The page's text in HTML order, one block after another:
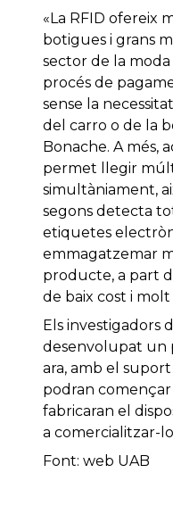
«La RFID ofereix
botigues i grans
sector de la
procés de
sense la
del carro o de la
Bonache. A més,
permet llegir
simultàniament,
segons detecta
etiquetes
emmagatzemar
producte, a part
de baix cost i molt
Els investigadors
desenvolupat un
ara, amb el
podran començar
fabricaran el
a comercialitzar-
Font: web UAB